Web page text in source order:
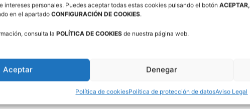
intereses personales. Puedes aceptar todas estas cookies pulsando el botón ACEPTAR,
en el apartadoCONFIGURACIÓN DE COOKIES.
consulta la POLÍTICA DE COOKIES de nuestra página web.
Aceptar Denegar
Política de cookiesPolítica de protección de datosAviso Legal